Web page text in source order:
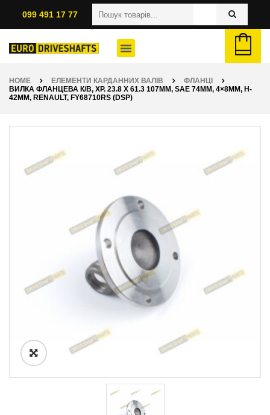
099 491 17 77
HOME ЕЛЕМЕНТИ КАРДАННИХ ВАЛІВ
ФЛАНЦІ
ВИЛКА ФЛАНЦЕВА К/В, ХР. 23.8 X 61.3 107ММ, SAE 74ММ, 4×8ММ, H-
42ММ, RENAULT, FY68710RS (DSP)